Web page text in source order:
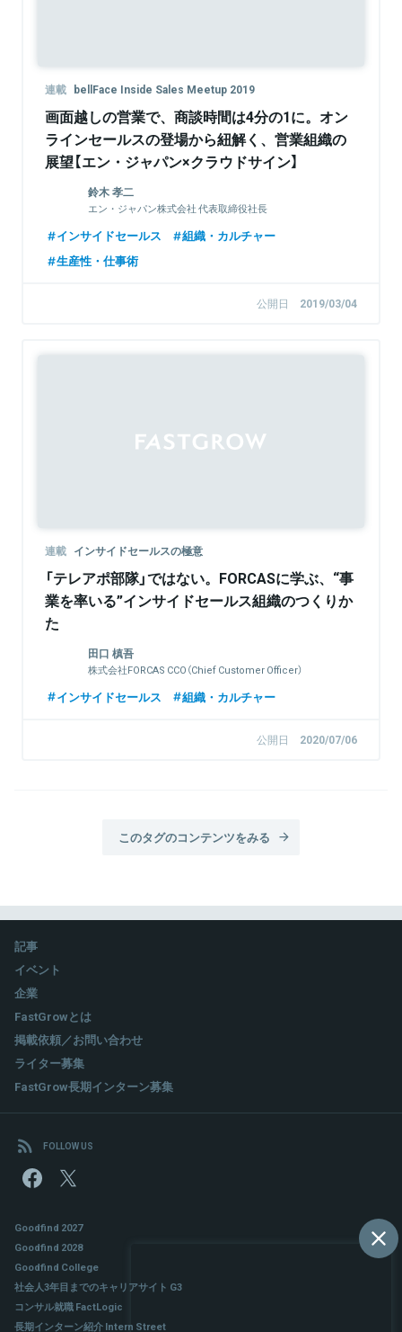
連載 bellFace Inside Sales Meetup 2019
画面越しの営業で、商談時間は4分の1に。オン
ラインセールスの登場から紐解く、営業組織の
展望【エン・ジャパン×クラウドサイン】
鈴木 孝二
エン・ジャパン株式会社 代表取締役社長
インサイドセールス
組織・カルチャー
生産性・仕事術
公開日 2019/03/04
連載 インサイドセールスの極意
「テレアポ部隊」ではない。FORCASに学ぶ、“事
業を率いる”インサイドセールス組織のつくりか
た
田口 槙吾
株式会社FORCAS CCO（Chief Customer Officer）
インサイドセールス 組織・カルチャー
公開日 2020/07/06
このタグのコンテンツをみる
記事
イベント
企業
FastGrowとは
掲載依頼／お問い合わせ
ライター募集
FastGrow長期インターン募集
FOLLOW US
Goodfind 2027
Goodfind 2028
Goodfind College
社会人3年目までのキャリアサイト G3
コンサル就職 FactLogic
長期インターン紹介 Intern Street